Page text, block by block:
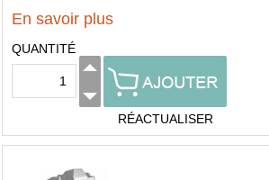
En savoir plus
QUANTITÉ
RÉACTUALISER